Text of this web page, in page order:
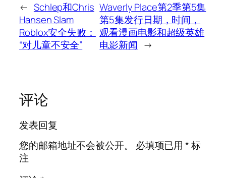
← Schlep和Chris
Hansen Slam
Roblox安全失败：
“对儿童不安全”
Waverly Place第2季第5集
第5集发行日期，时间，
观看漫画电影和超级英雄
电影新闻 →
评论
发表回复
您的邮箱地址不会被公开。
必填项已用*标
注